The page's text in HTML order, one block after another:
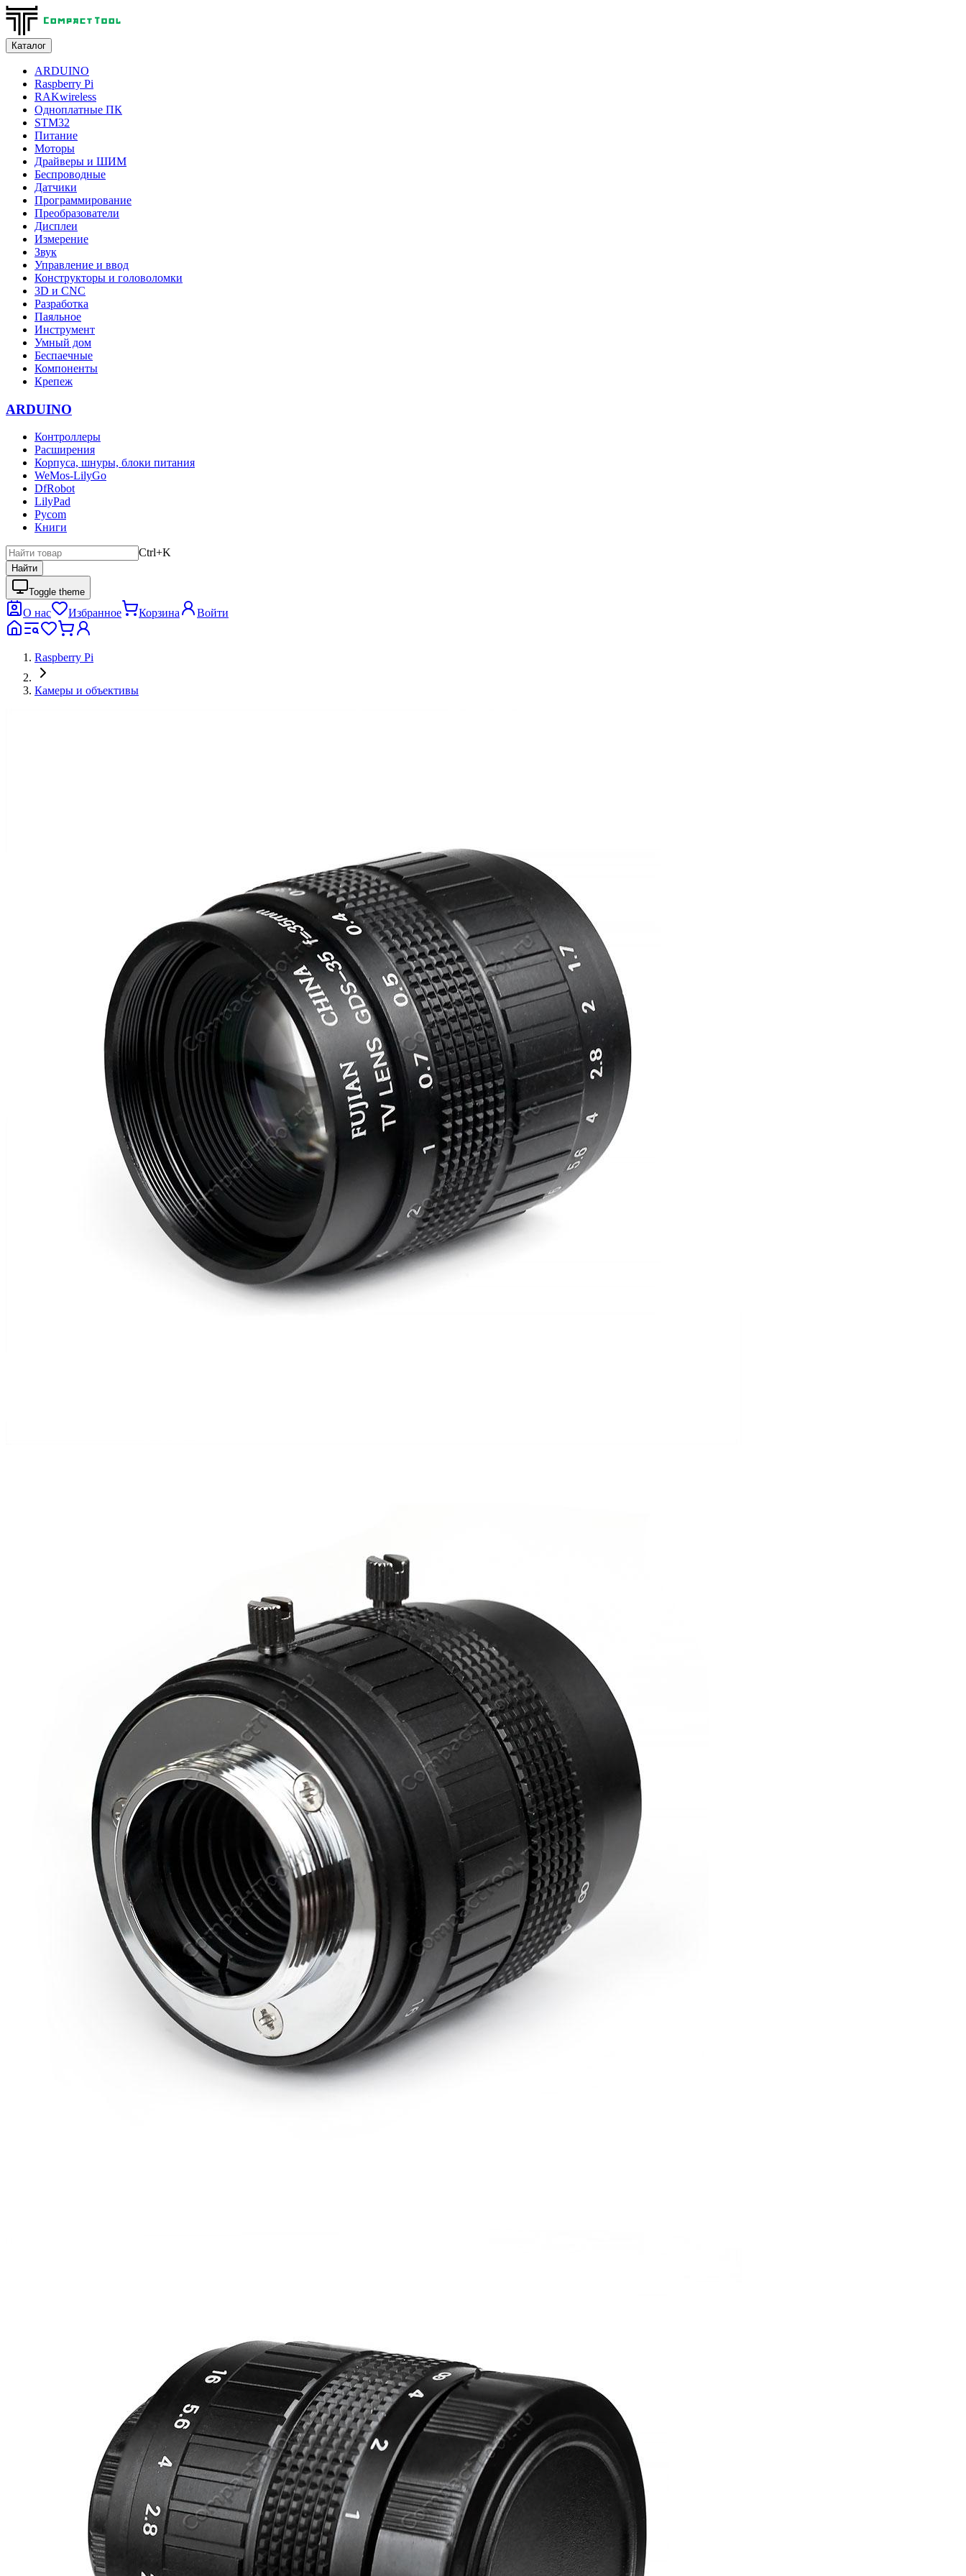
Каталог
ARDUINO
Raspberry Pi
RAKwireless
Одноплатные ПК
STM32
Питание
Моторы
Драйверы и ШИМ
Беспроводные
Датчики
Программирование
Преобразователи
Дисплеи
Измерение
Звук
Управление и ввод
Конструкторы и головоломки
3D и CNC
Разработка
Паяльное
Инструмент
Умный дом
Беспаечные
Компоненты
Крепеж
ARDUINO
Контроллеры
Расширения
Корпуса, шнуры, блоки питания
WeMos-LilyGo
DfRobot
LilyPad
Pycom
Книги
Ctrl+K
Найти
Toggle theme
О нас Избранное Корзина Войти
Raspberry Pi
Камеры и объективы